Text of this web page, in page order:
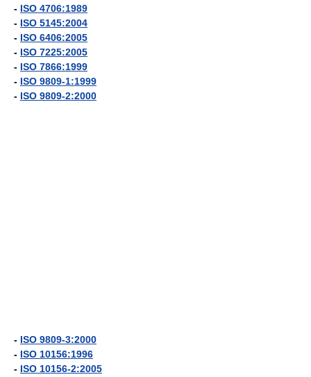
- ISO 4706:1989
- ISO 5145:2004
- ISO 6406:2005
- ISO 7225:2005
- ISO 7866:1999
- ISO 9809-1:1999
- ISO 9809-2:2000
- ISO 9809-3:2000
- ISO 10156:1996
- ISO 10156-2:2005